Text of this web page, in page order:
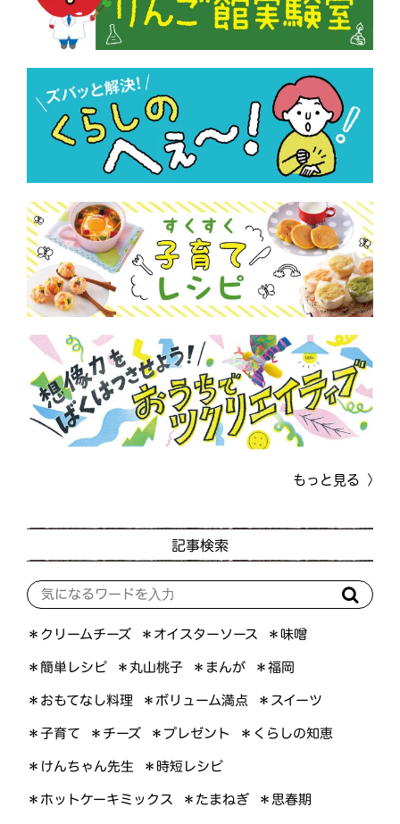
もっと見る
記事検索
＊クリームチーズ ＊オイスターソース ＊味噌
＊簡単レシピ ＊丸山桃子 ＊まんが ＊福岡
＊おもてなし料理 ＊ボリューム満点 ＊スイーツ
＊子育て ＊チーズ ＊プレゼント ＊くらしの知恵
＊けんちゃん先生 ＊時短レシピ
＊ホットケーキミックス ＊たまねぎ ＊思春期